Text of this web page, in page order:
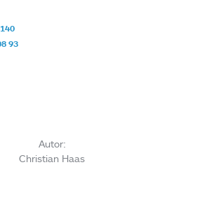
93
Autor:
Christian Haas